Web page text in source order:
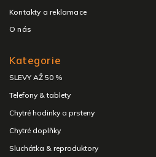
Kontakty a reklamace
O nás
Kategorie
SLEVY AŽ 50 %
Telefony & tablety
Chytré hodinky a prsteny
Chytré doplňky
Sluchátka & reproduktory